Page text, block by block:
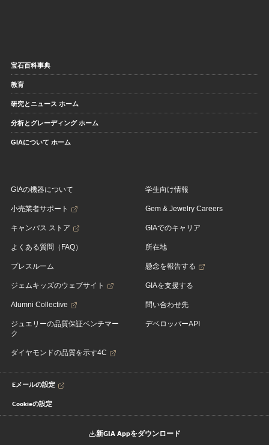
宝石百科事典
教育
研究とニュース ホーム
分析とグレーディング ホーム
GIAについて ホーム
GIAの機器について
小売業者サポート
キャンパス ストア
よくある質問（FAQ）
プレスルーム
ジェムキッズのウェブサイト
Alumni Collective
ジュエリーの品質保証ベンチマー
ク
ダイヤモンドの品質を示す4C
学生向け情報
Gem & Jewelry Careers
GIAでのキャリア
所在地
懸念を報告する
GIAを支援する
問い合わせ先
デベロッパーAPI
Eメールの設定
Cookieの設定
新GIA Appをダウンロード